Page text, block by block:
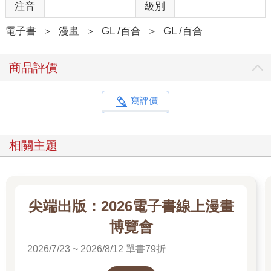
注音 級別
電子書 ＞ 漫畫 ＞ GL /百合 ＞ GL /百合
商品評價
寫評價
相關主題
尖端出版：2026電子書線上漫畫
博覽會
2026/7/23 ~ 2026/8/12 單書79折